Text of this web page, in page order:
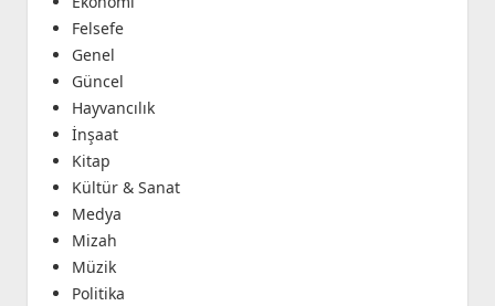
Felsefe
Genel
Güncel
Hayvancılık
İnşaat
Kitap
Kültür & Sanat
Medya
Mizah
Müzik
Politika